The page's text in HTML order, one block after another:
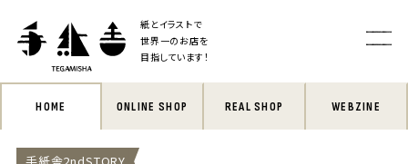
紙とイラストで
世界一のお店を
目指しています！
HOME ONLINE SHOP REAL SHOP WEBZINE